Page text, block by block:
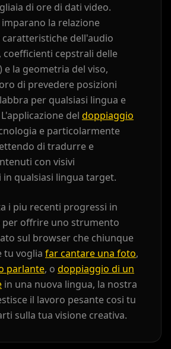
Lawyer 10 Coach 01
Coach 03 Coach 04
Coach 06 Coach 07
Fitness 09 Fitness 10
Beauty 02 Beauty 03
Beauty 05 Beauty 06
Beauty 08 Beauty 09
TV Anchor 01 TV Anchor 02
TV Anchor 04 TV Anchor 05
TV Anchor 10
di ore di dati video.
la relazione
dell'audio
coefficienti cepstrali delle
e la geometria del viso,
di prevedere posizioni
per qualsiasi lingua e
del doppiaggio
e particolarmente
di tradurre e
con visivi
qualsiasi lingua target.
i piu recenti progressi in
offrire uno strumento
sul browser che chiunque
tu voglia far cantare una foto,
parlante, o doppiaggio di un
in una nuova lingua, la nostra
il lavoro pesante cosi tu
sulla tua visione creativa.